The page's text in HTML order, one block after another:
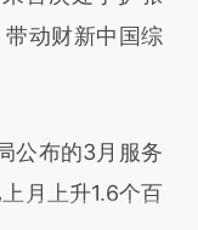
动财新中国综
公布的3月服务
月上升1.6个百